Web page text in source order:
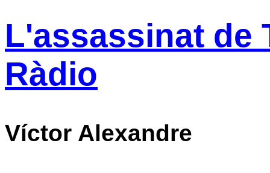
L'assassinat de
Ràdio
Víctor Alexandre